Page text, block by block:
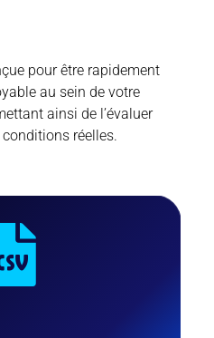
pour être rapidement
au sein de votre
ainsi de l’évaluer
réelles.